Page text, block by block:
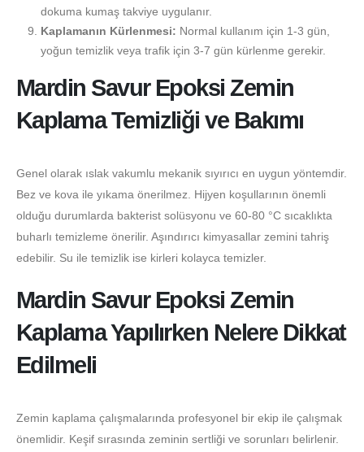
dokuma kumaş takviye uygulanır.
Kaplamanın Kürlenmesi: Normal kullanım için 1-3 gün,
yoğun temizlik veya trafik için 3-7 gün kürlenme gerekir.
Mardin Savur Epoksi Zemin
Kaplama Temizliği ve Bakımı
Genel olarak ıslak vakumlu mekanik sıyırıcı en uygun yöntemdir.
Bez ve kova ile yıkama önerilmez. Hijyen koşullarının önemli
olduğu durumlarda bakterist solüsyonu ve 60-80 °C sıcaklıkta
buharlı temizleme önerilir. Aşındırıcı kimyasallar zemini tahriş
edebilir. Su ile temizlik ise kirleri kolayca temizler.
Mardin Savur Epoksi Zemin
Kaplama Yapılırken Nelere Dikkat
Edilmeli
Zemin kaplama çalışmalarında profesyonel bir ekip ile çalışmak
önemlidir. Keşif sırasında zeminin sertliği ve sorunları belirlenir.